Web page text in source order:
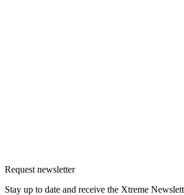
Request newsletter
Stay up to date and receive the Xtreme